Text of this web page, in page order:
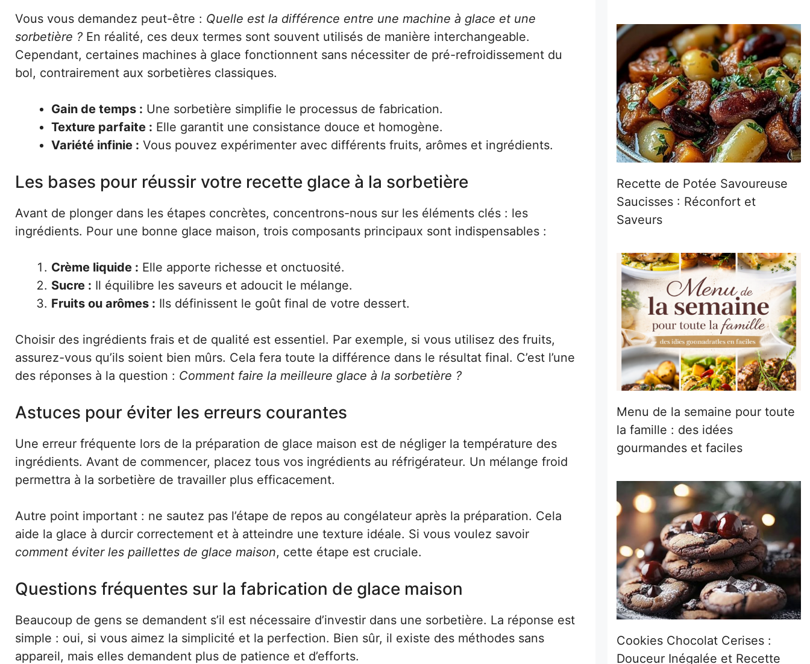
Vous vous demandez peut-être : Quelle est la différence entre une machine à glace et une
sorbetière ? En réalité, ces deux termes sont souvent utilisés de manière interchangeable.
Cependant, certaines machines à glace fonctionnent sans nécessiter de pré-refroidissement du
bol, contrairement aux sorbetières classiques.
Gain de temps : Une sorbetière simplifie le processus de fabrication.
Texture parfaite : Elle garantit une consistance douce et homogène.
Variété infinie : Vous pouvez expérimenter avec différents fruits, arômes et ingrédients.
Les bases pour réussir votre recette glace à la sorbetière
Avant de plonger dans les étapes concrètes, concentrons-nous sur les éléments clés : les
ingrédients. Pour une bonne glace maison, trois composants principaux sont indispensables :
Crème liquide : Elle apporte richesse et onctuosité.
Sucre : Il équilibre les saveurs et adoucit le mélange.
Fruits ou arômes : Ils définissent le goût final de votre dessert.
Choisir des ingrédients frais et de qualité est essentiel. Par exemple, si vous utilisez des fruits,
assurez-vous qu’ils soient bien mûrs. Cela fera toute la différence dans le résultat final. C’est l’une
des réponses à la question : Comment faire la meilleure glace à la sorbetière ?
Astuces pour éviter les erreurs courantes
Une erreur fréquente lors de la préparation de glace maison est de négliger la température des
ingrédients. Avant de commencer, placez tous vos ingrédients au réfrigérateur. Un mélange froid
permettra à la sorbetière de travailler plus efficacement.
Autre point important : ne sautez pas l’étape de repos au congélateur après la préparation. Cela
aide la glace à durcir correctement et à atteindre une texture idéale. Si vous voulez savoir
comment éviter les paillettes de glace maison, cette étape est cruciale.
Questions fréquentes sur la fabrication de glace maison
Beaucoup de gens se demandent s’il est nécessaire d’investir dans une sorbetière. La réponse est
simple : oui, si vous aimez la simplicité et la perfection. Bien sûr, il existe des méthodes sans
appareil, mais elles demandent plus de patience et d’efforts.
Recette de Potée Savoureuse
Saucisses : Réconfort et
Saveurs
Menu de la semaine pour toute
la famille : des idées
gourmandes et faciles
Cookies Chocolat Cerises :
Douceur Inégalée et Recette